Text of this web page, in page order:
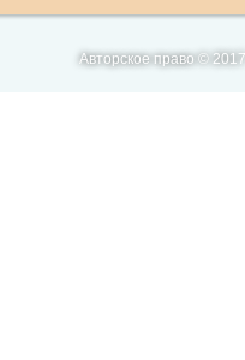
Авторское право ©